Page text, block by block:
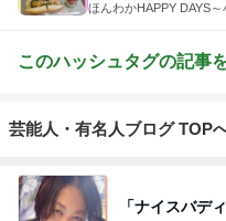
ほんわかHAPPY DAYS
このハッシュタグの記事
芸能人・有名人ブログ TOP
「ナイスバデ